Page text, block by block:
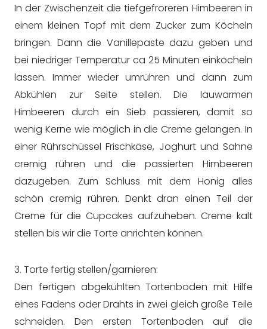
In der Zwischenzeit die tiefgefroreren Himbeeren in
einem kleinen Topf mit dem Zucker zum Köcheln
bringen. Dann die Vanillepaste dazu geben und
bei niedriger Temperatur ca 25 Minuten einköcheln
lassen. Immer wieder umrühren und dann zum
Abkühlen zur Seite stellen. Die lauwarmen
Himbeeren durch ein Sieb passieren, damit so
wenig Kerne wie möglich in die Creme gelangen. In
einer Rührschüssel Frischkäse, Joghurt und Sahne
cremig rühren und die passierten Himbeeren
dazugeben. Zum Schluss mit dem Honig alles
schön cremig rühren. Denkt dran einen Teil der
Creme für die Cupcakes aufzuheben. Creme kalt
stellen bis wir die Torte anrichten können.
3. Torte fertig stellen/garnieren:
Den fertigen abgekühlten Tortenboden mit Hilfe
eines Fadens oder Drahts in zwei gleich große Teile
schneiden. Den ersten Tortenboden auf die